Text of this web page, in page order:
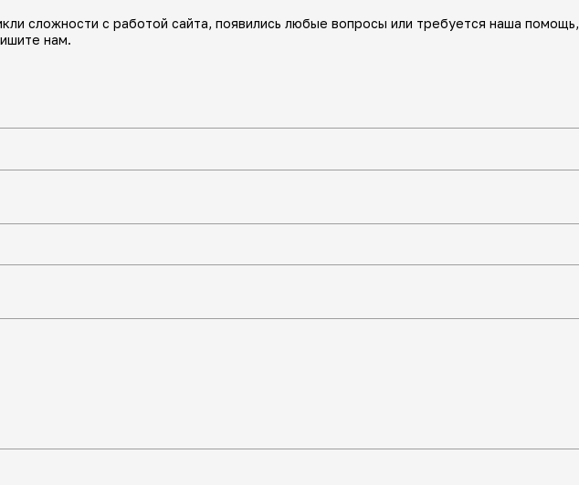
сложности с работой сайта, появились любые вопросы или требуется наша помощь,
нам.